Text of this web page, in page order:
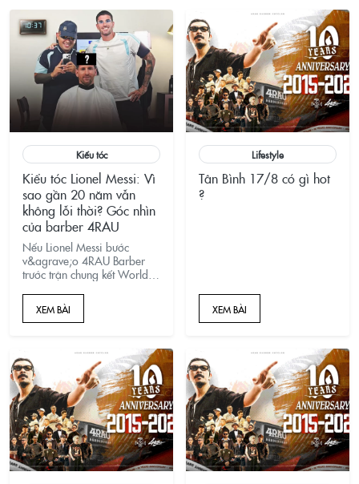
Kiểu tóc
Kiểu tóc Lionel Messi: Vì
sao gần 20 năm vẫn
không lỗi thời? Góc nhìn
của barber 4RAU
Nếu Lionel Messi bước
v&agrave;o 4RAU Barber
trước trận chung kết World
t&ocirc;i sẽ tư vấn kiểu
t&oacute;c n&agrave;o?
G&oacute;c nh&igrave;n
barber về m&aacute;i
t&oacute;c, bộ r&acirc;u
v&agrave; lần nhuộm
t&oacute;c v&agrave;ng
g&acirc;y chấn động năm
2016.
XEM BÀI
Lifestyle
Tân Bình 17/8 có gì hot
?
XEM BÀI